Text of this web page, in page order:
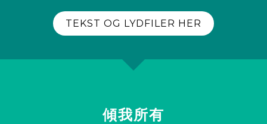
TEKST OG LYDFILER HER
傾我所有